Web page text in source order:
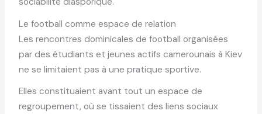
Le football comme espace de relation
Les rencontres dominicales de football organisées
par des étudiants et jeunes actifs camerounais à Kiev
ne se limitaient pas à une pratique sportive.
Elles constituaient avant tout un espace de
regroupement, où se tissaient des liens sociaux